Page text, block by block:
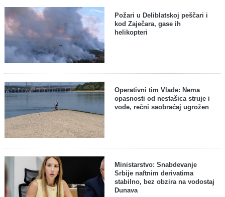
Požari u Deliblatskoj peščari i
kod Zaječara, gase ih
helikopteri
Operativni tim Vlade: Nema
opasnosti od nestašica struje i
vode, rečni saobraćaj ugrožen
Ministarstvo: Snabdevanje
Srbije naftnim derivatima
stabilno, bez obzira na vodostaj
Dunava